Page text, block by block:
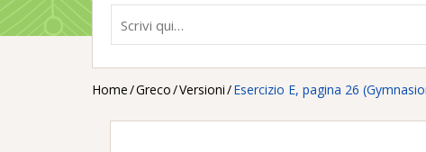
Home/Greco/Versioni/Esercizio E, pagina 26